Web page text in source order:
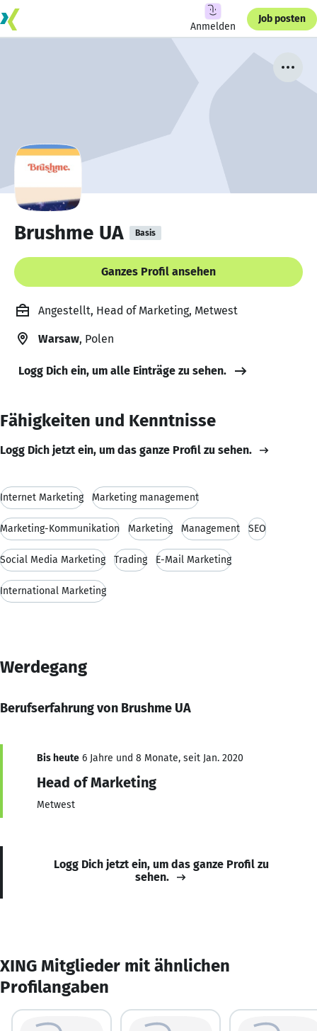
Anmelden
Job posten
Brushme UA Basis
Ganzes Profil ansehen
Angestellt, Head of Marketing, Metwest
Warsaw, Polen
Logg Dich ein, um alle Einträge zu sehen.
Fähigkeiten und Kenntnisse
Logg Dich jetzt ein, um das ganze Profil zu sehen.
Internet Marketing Marketing management
Marketing-Kommunikation Marketing Management SEO
Social Media Marketing Trading E-Mail Marketing
International Marketing
Werdegang
Berufserfahrung von Brushme UA
Bis heute 6 Jahre und 8 Monate, seit Jan. 2020
Head of Marketing
Metwest
Logg Dich jetzt ein, um das ganze Profil zu
sehen.
XING Mitglieder mit ähnlichen
Profilangaben